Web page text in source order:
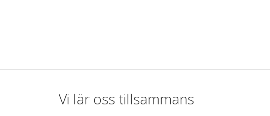
Vi lär oss tillsammans